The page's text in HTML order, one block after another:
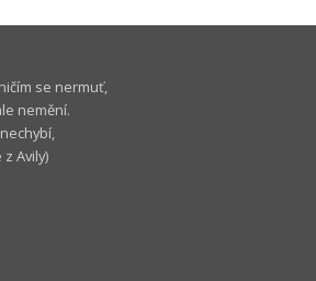
se nermuť,
nemění.
Avily)